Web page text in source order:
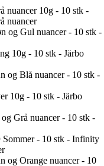
nuancer 10g - 10 stk -
nuancer
og Gul nuancer - 10 stk -
10g - 10 stk - Järbo
og Blå nuancer - 10 stk -
10g - 10 stk - Järbo
Grå nuancer - 10 stk -
- 10 stk - Infinity
og Orange nuancer - 10